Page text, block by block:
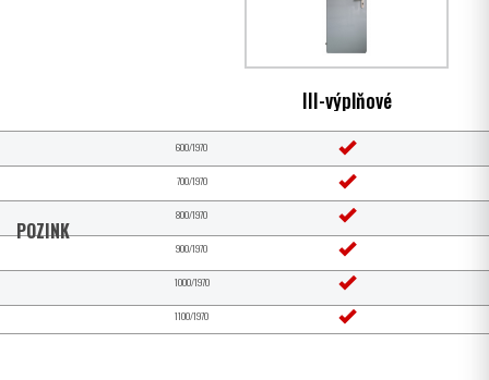
POZINK
600/1970
700/1970
800/1970
900/1970
1000/1970
1100/1970
III-výplňové